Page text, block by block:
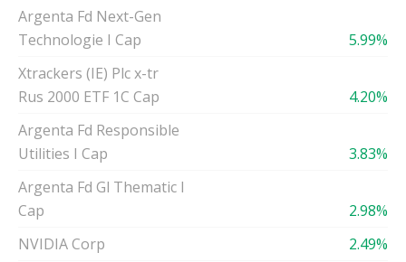
Argenta Fd Next-Gen
Technologie I Cap
5.99%
Xtrackers (IE) Plc x-tr
Rus 2000 ETF 1C Cap
4.20%
Argenta Fd Responsible
Utilities I Cap
3.83%
Argenta Fd Gl Thematic I
Cap
2.98%
NVIDIA Corp
2.49%